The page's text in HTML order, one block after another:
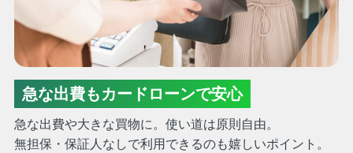
急な出費もカードローンで安心
急な出費や大きな買物に。使い道は原則自由。
無担保・保証人なしで利用できるのも嬉しいポイント。